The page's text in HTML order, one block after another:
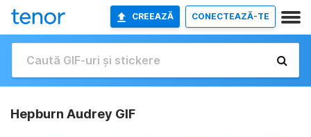
CREEAZĂ CONECTEAZĂ-TE
Hepburn Audrey GIF